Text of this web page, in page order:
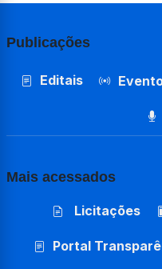
Publicações
Editais
Mais acessados
Licitações
Portal